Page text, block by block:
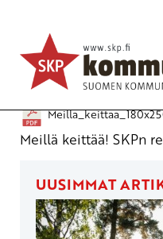
Meillä keittää!
Julkiset materiaalit
7.2.2011 - 13:27
Meillä keittää! SKPn
UUSIMMAT